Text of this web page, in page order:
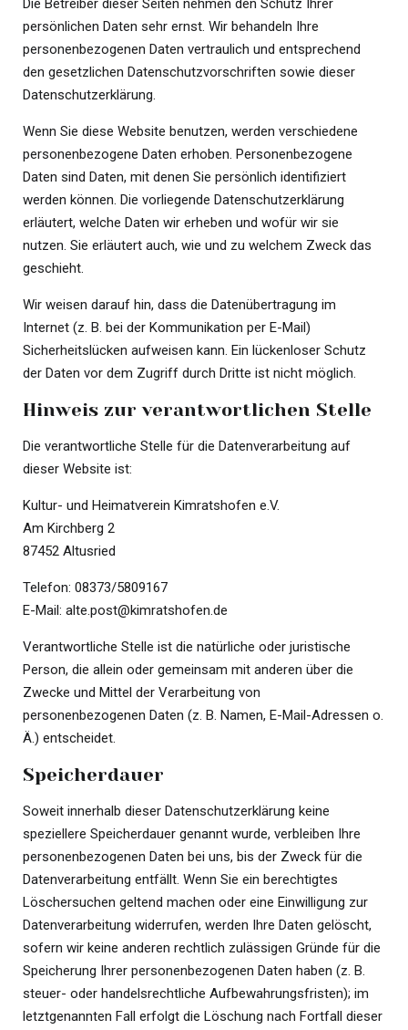
Die Betreiber dieser Seiten nehmen den Schutz Ihrer
persönlichen Daten sehr ernst. Wir behandeln Ihre
personenbezogenen Daten vertraulich und entsprechend
den gesetzlichen Datenschutzvorschriften sowie dieser
Datenschutzerklärung.
Wenn Sie diese Website benutzen, werden verschiedene
personenbezogene Daten erhoben. Personenbezogene
Daten sind Daten, mit denen Sie persönlich identifiziert
werden können. Die vorliegende Datenschutzerklärung
erläutert, welche Daten wir erheben und wofür wir sie
nutzen. Sie erläutert auch, wie und zu welchem Zweck das
geschieht.
Wir weisen darauf hin, dass die Datenübertragung im
Internet (z. B. bei der Kommunikation per E-Mail)
Sicherheitslücken aufweisen kann. Ein lückenloser Schutz
der Daten vor dem Zugriff durch Dritte ist nicht möglich.
Hinweis zur verantwortlichen Stelle
Die verantwortliche Stelle für die Datenverarbeitung auf
dieser Website ist:
Kultur- und Heimatverein Kimratshofen e.V.
Am Kirchberg 2
87452 Altusried
Telefon: 08373/5809167
E-Mail: alte.post@kimratshofen.de
Verantwortliche Stelle ist die natürliche oder juristische
Person, die allein oder gemeinsam mit anderen über die
Zwecke und Mittel der Verarbeitung von
personenbezogenen Daten (z. B. Namen, E-Mail-Adressen o.
Ä.) entscheidet.
Speicherdauer
Soweit innerhalb dieser Datenschutzerklärung keine
speziellere Speicherdauer genannt wurde, verbleiben Ihre
personenbezogenen Daten bei uns, bis der Zweck für die
Datenverarbeitung entfällt. Wenn Sie ein berechtigtes
Löschersuchen geltend machen oder eine Einwilligung zur
Datenverarbeitung widerrufen, werden Ihre Daten gelöscht,
sofern wir keine anderen rechtlich zulässigen Gründe für die
Speicherung Ihrer personenbezogenen Daten haben (z. B.
steuer- oder handelsrechtliche Aufbewahrungsfristen); im
letztgenannten Fall erfolgt die Löschung nach Fortfall dieser